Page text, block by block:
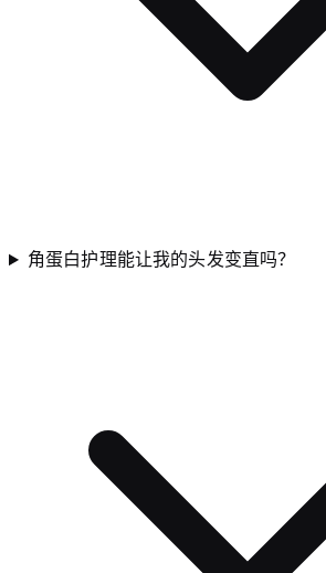
角蛋白护理能让我的头发变直吗？